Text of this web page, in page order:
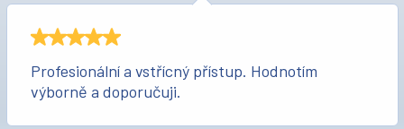
Profesionální a vstřícný přístup. Hodnotím
výborně a doporučuji.